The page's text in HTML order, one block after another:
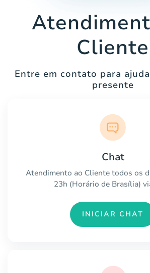
Cliente
Entre em contato para
presente
Chat
Atendimento ao Cliente todos os
23h (Horário de Brasília)
INICIAR CHAT